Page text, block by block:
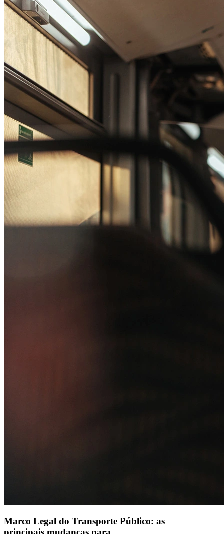
Marco Legal do Transporte Público: as
Passo 1/2
Institucional
Canal de Ética
Código Corporativo de Conduta Ética
Educação Financeira